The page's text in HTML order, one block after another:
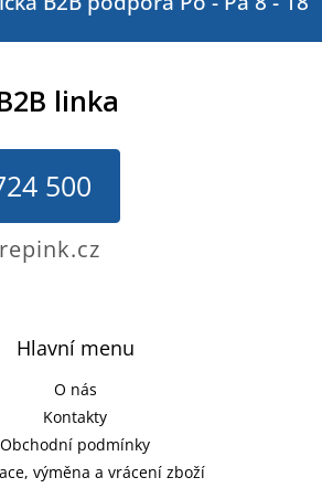
Hlavní menu
O nás
Kontakty
Obchodní podmínky
výměna a vrácení zboží
linka
500